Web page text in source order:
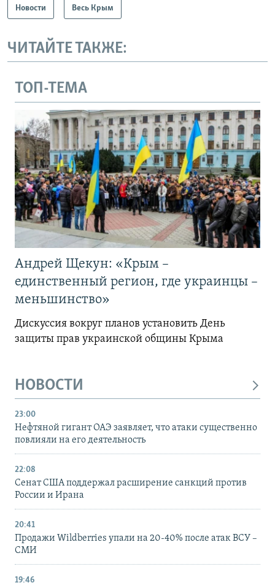
Новости Весь Крым
ЧИТАЙТЕ ТАКЖЕ:
ТОП-ТЕМА
Андрей Щекун: «Крым –
единственный регион, где украинцы –
меньшинство»
Дискуссия вокруг планов установить День
защиты прав украинской общины Крыма
НОВОСТИ
23:00
Нефтяной гигант ОАЭ заявляет, что атаки существенно
повлияли на его деятельность
22:08
Сенат США поддержал расширение санкций против
России и Ирана
20:41
Продажи Wildberries упали на 20-40% после атак ВСУ –
СМИ
19:46